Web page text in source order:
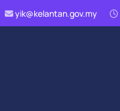
yik@kelantan.gov.my